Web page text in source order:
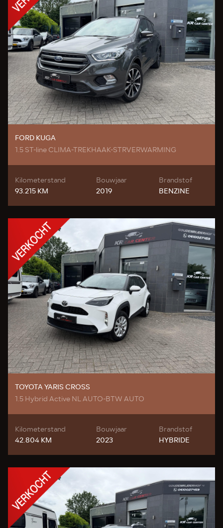
FORD KUGA
1.5 ST-line CLIMA-TREKHAAK-STRVERWARMING
Kilometerstand
93.215 KM
Bouwjaar
2019
Brandstof
BENZINE
TOYOTA YARIS CROSS
1.5 Hybrid Active NL AUTO-BTW AUTO
Kilometerstand
42.804 KM
Bouwjaar
2023
Brandstof
HYBRIDE